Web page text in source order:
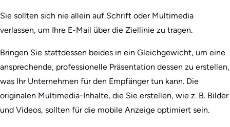
Sie sollten sich nie allein auf Schrift oder Multimedia
verlassen, um Ihre E-Mail über die Ziellinie zu tragen.
Bringen Sie stattdessen beides in ein Gleichgewicht, um eine
ansprechende, professionelle Präsentation dessen zu erstellen,
was Ihr Unternehmen für den Empfänger tun kann. Die
originalen Multimedia-Inhalte, die Sie erstellen, wie z. B. Bilder
und Videos, sollten für die mobile Anzeige optimiert sein.